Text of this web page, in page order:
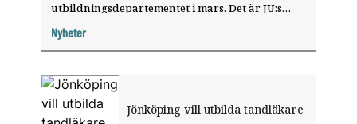
utbildningsdepartementet i mars. Det är JU:s
Nyheter
Jönköping vill utbilda tandläkare